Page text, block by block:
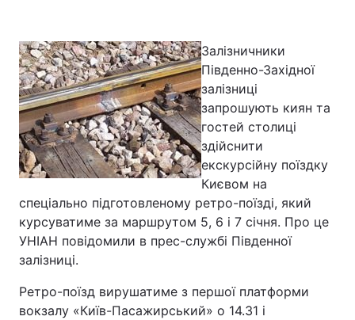
Головна Війна
Україна Політика
Економіка Світ
Спорт Наука
Лайт
Зброя Інциденти
Здоров'я
Цікавинки Погода
Залізничники
Південно-Західної
залізниці
запрошують киян та
гостей столиці
здійснити
екскурсійну поїздку
Києвом на
спеціально підготовленому ретро-поїзді, який
курсуватиме за маршрутом 5, 6 і 7 січня. Про це
УНІАН повідомили в прес-службі Південної
залізниці.
Ретро-поїзд вирушатиме з першої платформи
вокзалу «Київ-Пасажирський» о 14.31 і